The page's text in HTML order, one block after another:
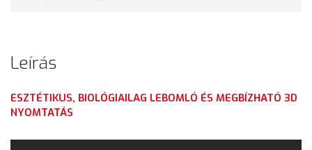
Leírás
ESZTÉTIKUS, BIOLÓGIAILAG LEBOMLÓ ÉS MEGBÍZHATÓ 3D
NYOMTATÁS